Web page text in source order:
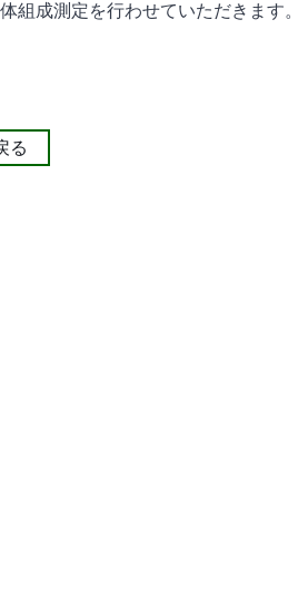
組成測定を行わせていただきます。
る